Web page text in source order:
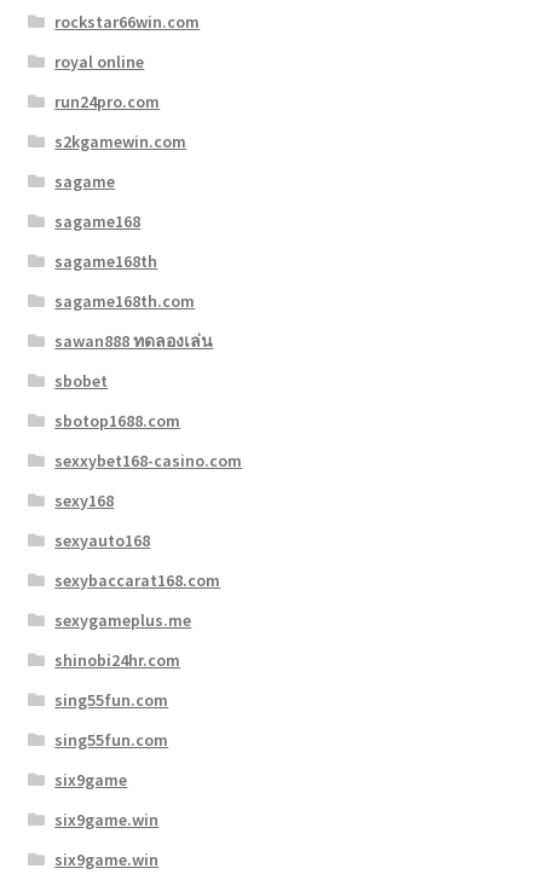
rockstar66win.com
royal online
run24pro.com
s2kgamewin.com
sagame
sagame168
sagame168th
sagame168th.com
sawan888 ทดลองเล่น
sbobet
sbotop1688.com
sexxybet168-casino.com
sexy168
sexyauto168
sexybaccarat168.com
sexygameplus.me
shinobi24hr.com
sing55fun.com
sing55fun.com
six9game
six9game.win
six9game.win